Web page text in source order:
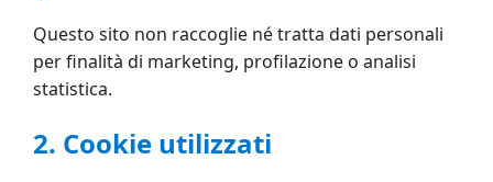
Questo sito non raccoglie né tratta dati personali
per finalità di marketing, profilazione o analisi
statistica.
2. Cookie utilizzati